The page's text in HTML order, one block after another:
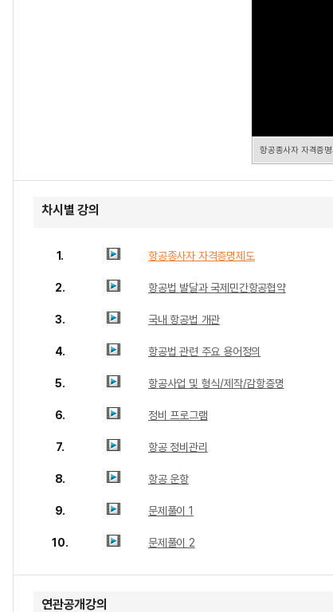
항공종사자 자격증
차시별 강의
1. 항공종사자 자격증명제도
2. 항공법 발달과 국제민간항공협약
3. 국내 항공법 개관
4. 항공법 관련 주요 용어정의
5. 항공사업 및 형식/제작/감항증명
6. 정비 프로그램
7. 항공 정비관리
8. 항공 운항
9. 문제풀이 1
10. 문제풀이 2
연관공개강의